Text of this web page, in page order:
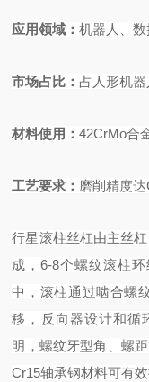
应用领域 ：机器人、数
市场占比 ： 占人形机
材料使用：42CrMo合
工艺要求 ： 磨削精度达
行星滚柱丝杠由主丝
成，6-8个螺纹滚柱
中，滚柱通过啮合螺
移，反向器设计和循
明，螺纹牙型角、螺
Cr15轴承钢材料可有